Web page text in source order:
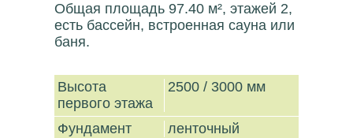
Общая площадь 97.40 м², этажей 2,
есть бассейн, встроенная сауна или
баня.
Высота
первого этажа
2500 / 3000 мм
Фундамент
ленточный